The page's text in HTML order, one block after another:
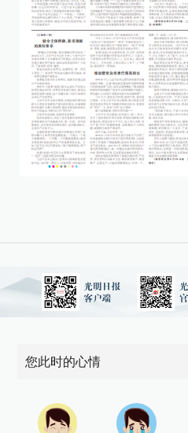
您此时的心情